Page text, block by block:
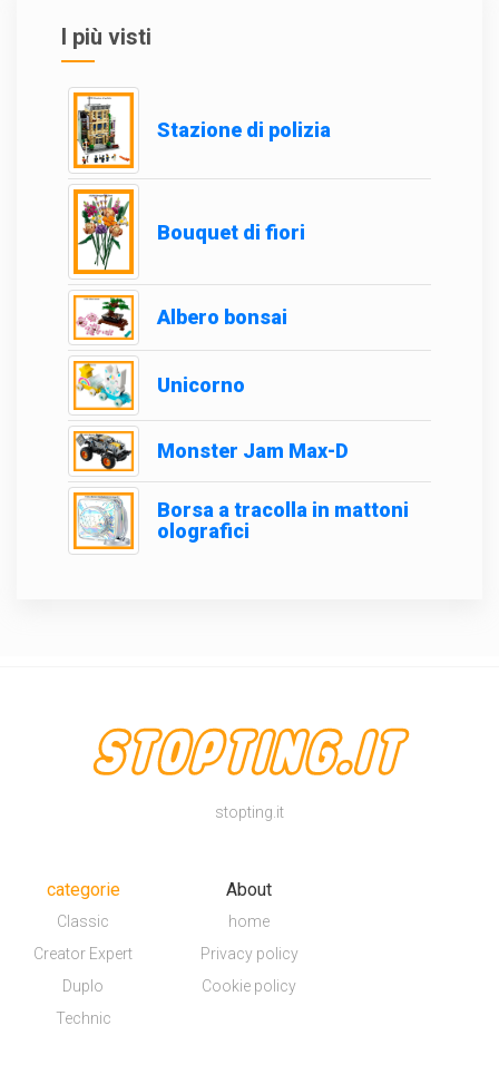
I più visti
Stazione di polizia
Bouquet di fiori
Albero bonsai
Unicorno
Monster Jam Max-D
Borsa a tracolla in mattoni
olografici
stopting.it
categorie
Classic
Creator Expert
Duplo
Technic
About
home
Privacy policy
Cookie policy